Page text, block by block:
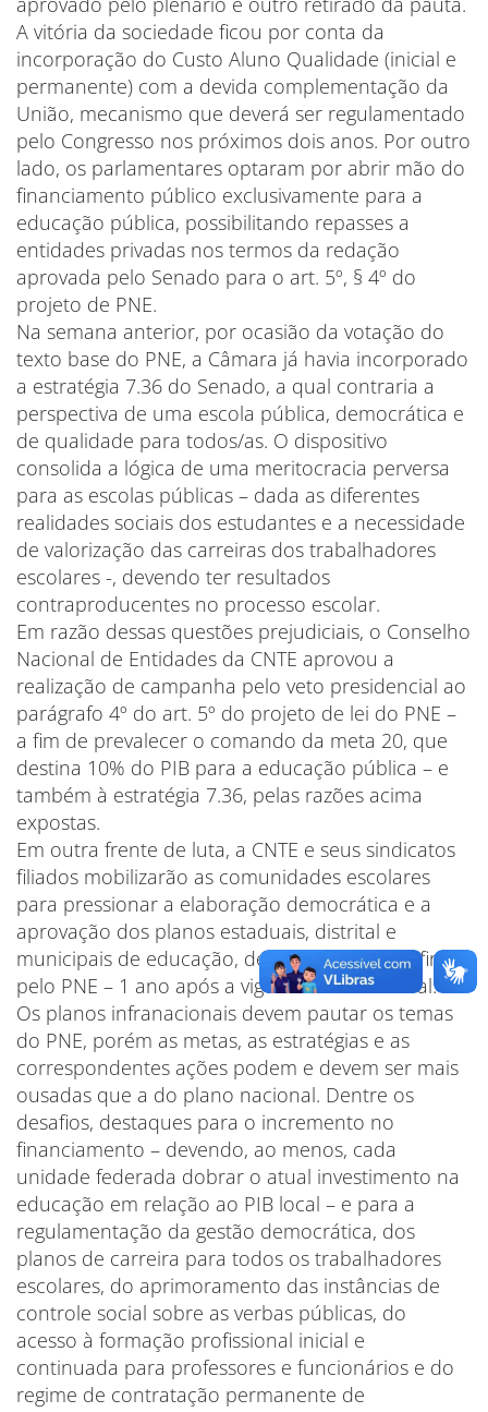
A vitória da sociedade ficou por conta da
incorporação do Custo Aluno Qualidade (inicial e
permanente) com a devida complementação da
União, mecanismo que deverá ser regulamentado
pelo Congresso nos próximos dois anos. Por outro
lado, os parlamentares optaram por abrir mão do
financiamento público exclusivamente para a
educação pública, possibilitando repasses a
entidades privadas nos termos da redação
aprovada pelo Senado para o art. 5º, § 4º do
projeto de PNE.
Na semana anterior, por ocasião da votação do
texto base do PNE, a Câmara já havia incorporado
a estratégia 7.36 do Senado, a qual contraria a
perspectiva de uma escola pública, democrática e
de qualidade para todos/as. O dispositivo
consolida a lógica de uma meritocracia perversa
para as escolas públicas – dada as diferentes
realidades sociais dos estudantes e a necessidade
de valorização das carreiras dos trabalhadores
escolares -, devendo ter resultados
contraproducentes no processo escolar.
Em razão dessas questões prejudiciais, o Conselho
Nacional de Entidades da CNTE aprovou a
realização de campanha pelo veto presidencial ao
parágrafo 4º do art. 5º do projeto de lei do PNE –
a fim de prevalecer o comando da meta 20, que
destina 10% do PIB para a educação pública – e
também à estratégia 7.36, pelas razões acima
expostas.
Em outra frente de luta, a CNTE e seus sindicatos
filiados mobilizarão as comunidades escolares
para pressionar a elaboração democrática e a
aprovação dos planos estaduais, distrital e
municipais de educação, dentro do prazo definido
pelo PNE – 1 ano após a vigência da lei federal.
Os planos infranacionais devem pautar os temas
do PNE, porém as metas, as estratégias e as
correspondentes ações podem e devem ser mais
ousadas que a do plano nacional. Dentre os
desafios, destaques para o incremento no
financiamento – devendo, ao menos, cada
unidade federada dobrar o atual investimento na
educação em relação ao PIB local – e para a
regulamentação da gestão democrática, dos
planos de carreira para todos os trabalhadores
escolares, do aprimoramento das instâncias de
controle social sobre as verbas públicas, do
acesso à formação profissional inicial e
continuada para professores e funcionários e do
regime de contratação permanente de